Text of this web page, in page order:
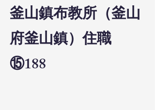
釜山鎮布教所（釜山
府釜山鎮）住職
⑮188